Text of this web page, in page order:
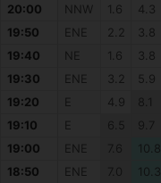
20:00
NNW 1.6 4.3
19:50
ENE 2.2 3.8
19:40
NE 1.6 3.8
19:30
ENE 3.2 5.9
19:20
E 4.9 8.1
19:10
E 6.5 9.7
19:00
ENE 7.6 10.8
18:50
ENE 7.0 10.3